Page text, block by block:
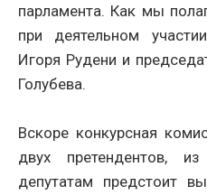
парламента. Как мы
при деятельном
Игоря Рудени и
Голубева.
Вскоре конкурсная
двух претендентов,
депутатам предстоит